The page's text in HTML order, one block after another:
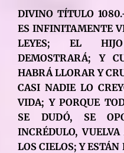
DIVINO TÍTULO
ES INFINITAMENTE
LEYES; EL
DEMOSTRARÁ; Y
HABRÁ LLORAR Y
CASI NADIE LO
VIDA; Y PORQUE
SE DUDÓ, SE
INCRÉDULO,
LOS CIELOS; Y ESTÁN